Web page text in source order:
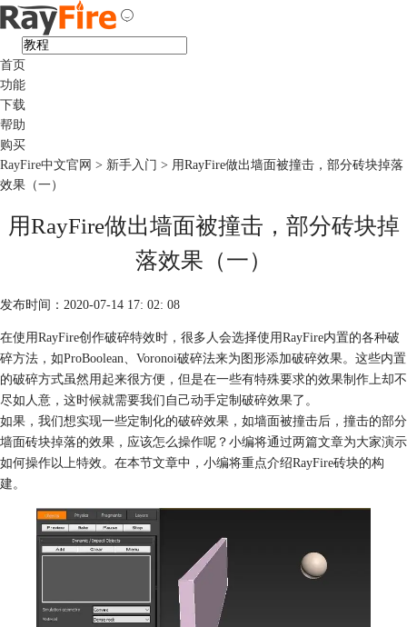
首页
功能
下载
帮助
购买
RayFire中文官网 > 新手入门 > 用RayFire做出墙面被撞击，部分砖块掉落
效果（一）
用RayFire做出墙面被撞击，部分砖块掉
落效果（一）
发布时间：2020-07-14 17: 02: 08
在使用RayFire创作破碎特效时，很多人会选择使用RayFire内置的各种破
碎方法，如ProBoolean、Voronoi破碎法来为图形添加破碎效果。这些内置
的破碎方式虽然用起来很方便，但是在一些有特殊要求的效果制作上却不
尽如人意，这时候就需要我们自己动手定制破碎效果了。
如果，我们想实现一些定制化的破碎效果，如墙面被撞击后，撞击的部分
墙面砖块掉落的效果，应该怎么操作呢？小编将通过两篇文章为大家演示
如何操作以上特效。在本节文章中，小编将重点介绍RayFire砖块的构
建。